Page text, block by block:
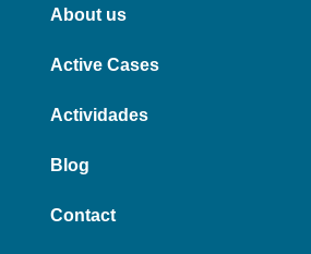
About us
Active Cases
Actividades
Blog
Contact